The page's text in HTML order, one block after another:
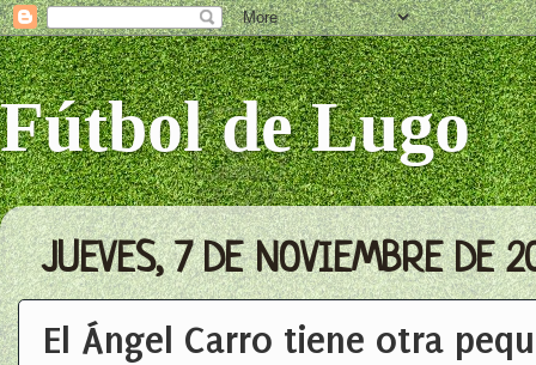
Fútbol de Lugo
JUEVES, 7 DE NOVIEMBRE DE
El Ángel Carro tiene otra